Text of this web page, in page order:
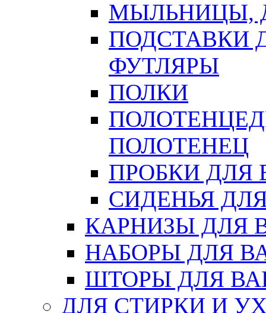
МЫЛЬНИЦЫ,
ПОДСТАВКИ
ФУТЛЯРЫ
ПОЛКИ
ПОЛОТЕНЕЦ
ПРОБКИ ДЛЯ
СИДЕНЬЯ
КАРНИЗЫ ДЛЯ
НАБОРЫ ДЛЯ
ШТОРЫ ДЛЯ
ДЛЯ СТИРКИ И